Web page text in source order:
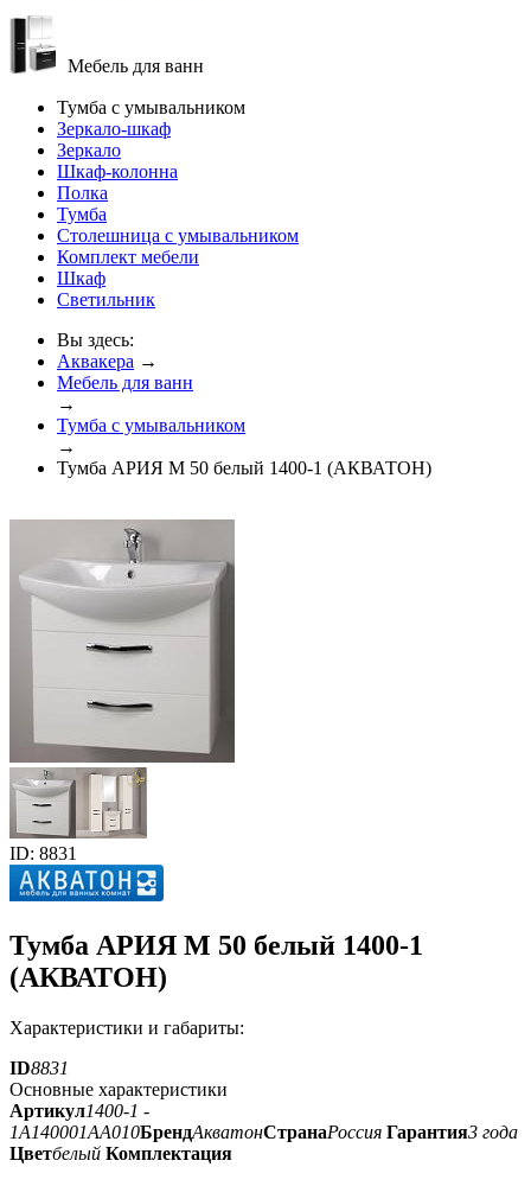
Мебель для ванн
Тумба с умывальником
Зеркало-шкаф
Зеркало
Шкаф-колонна
Полка
Тумба
Столешница с умывальником
Комплект мебели
Шкаф
Светильник
Вы здесь:
Аквакера →
Мебель для ванн
→
Тумба с умывальником
→
Тумба АРИЯ М 50 белый 1400-1 (АКВАТОН)
ID: 8831
Тумба АРИЯ М 50 белый 1400-1
(АКВАТОН)
Характеристики и габариты:
ID8831
Основные характеристики
Артикул1400-1 -
1A140001AA010БрендАкватонСтранаРоссия Гарантия3 года
Цветбелый Комплектация